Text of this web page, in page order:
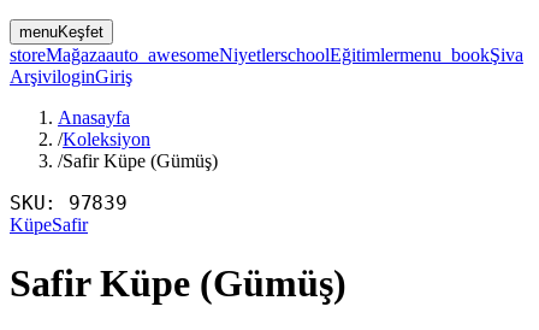
menuKeşfet
storeMağazaauto_awesomeNiyetlerschoolEğitimlermenu_bookŞiva
ArşiviloginGiriş
Anasayfa
/Koleksiyon
/Safir Küpe (Gümüş)
SKU: 97839
KüpeSafir
Safir Küpe (Gümüş)